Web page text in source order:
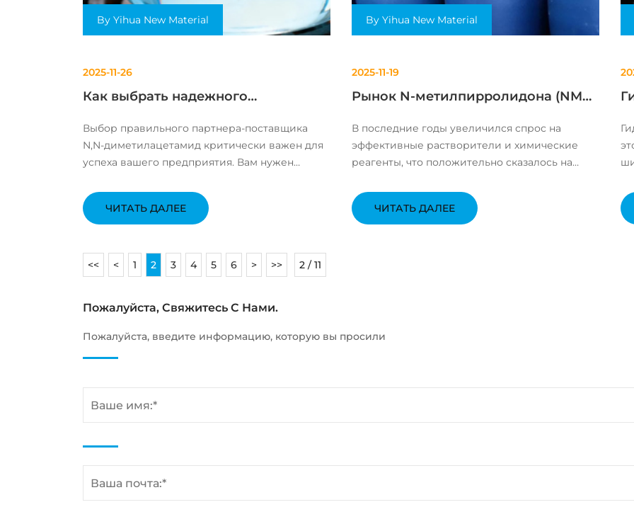
By Yihua New Material
2025-11-26
Как выбрать надежного
диметилацетамида (DMAC)
Выбор правильного партнера-поставщика
N,N-диметилацетамид критически важен для
успеха вашего предприятия. Вам нужен
гарантировать качество продукта и
предоставить полную поддержку. Оценка
ЧИТАТЬ ДАЛЕЕ
By Yihua New Material
2025-11-19
Рынок N-метилпирролидона (NMP):
В последние годы увеличился спрос на
эффективные растворители и химические
реагенты, что положительно сказалось на
компонент активно используется в таких
отраслях, как электроника, сельское хозяйство
ЧИТАТЬ ДАЛЕЕ
<< < 1 2 3 4 5 6 > >> 2 / 11
Пожалуйста, Свяжитесь С Нами.
Пожалуйста, введите информацию, которую вы просили